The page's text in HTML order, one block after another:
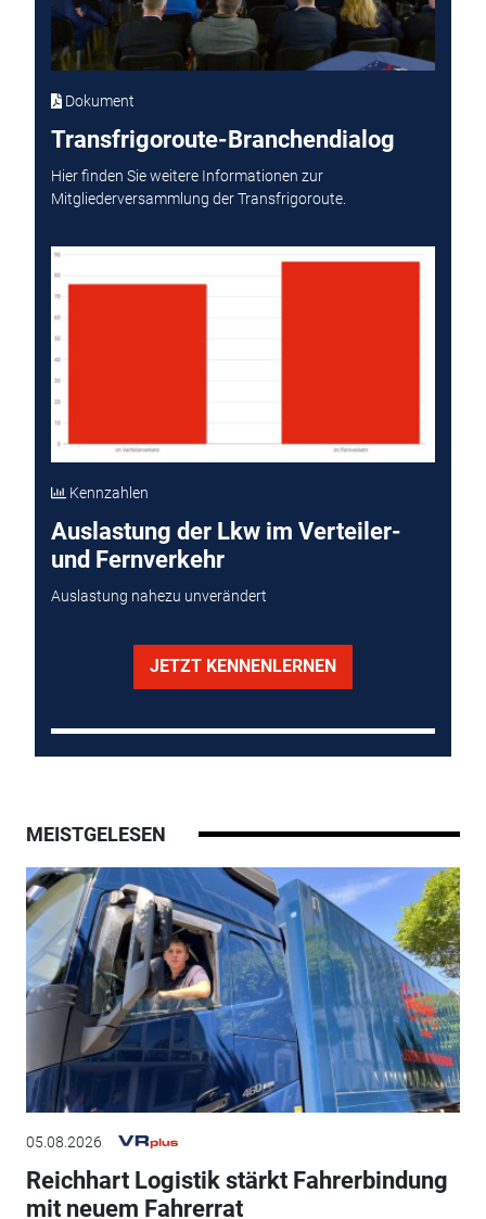
Dokument
Transfrigoroute-Branchendialog
Hier finden Sie weitere Informationen zur
Mitgliederversammlung der Transfrigoroute.
Kennzahlen
Auslastung der Lkw im Verteiler-
und Fernverkehr
Auslastung nahezu unverändert
JETZT KENNENLERNEN
MEISTGELESEN
05.08.2026
Reichhart Logistik stärkt Fahrerbindung
mit neuem Fahrerrat